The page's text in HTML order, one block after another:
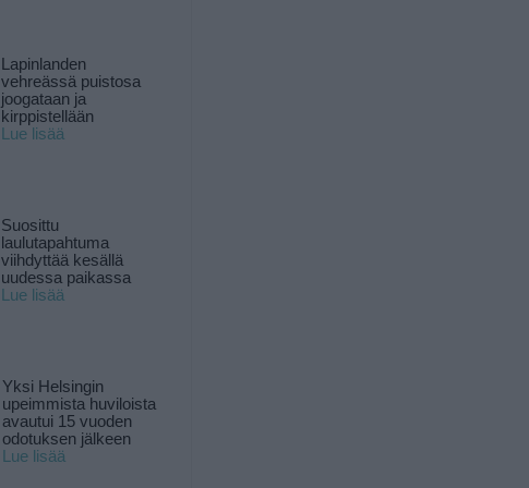
Lapinlanden
vehreässä puistosa
joogataan ja
kirppistellään
Lue lisää
Suosittu
laulutapahtuma
viihdyttää kesällä
uudessa paikassa
Lue lisää
Yksi Helsingin
upeimmista huviloista
avautui 15 vuoden
odotuksen jälkeen
Lue lisää